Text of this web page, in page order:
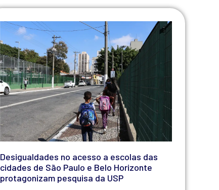
Desigualdades no acesso a escolas das
cidades de São Paulo e Belo Horizonte
protagonizam pesquisa da USP